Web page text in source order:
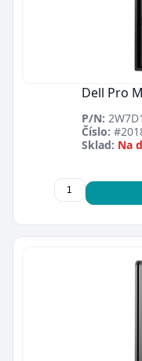
Dell Pro
P/N: 2W7D1
Číslo:
Sklad: Na